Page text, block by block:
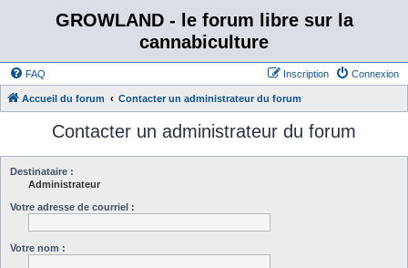
GROWLAND - le forum libre sur la
cannabiculture
FAQ Connexion
Inscription
Accueil du forum Contacter un administrateur du forum
Contacter un administrateur du forum
Destinataire :
Administrateur
Votre adresse de courriel :
Votre nom :